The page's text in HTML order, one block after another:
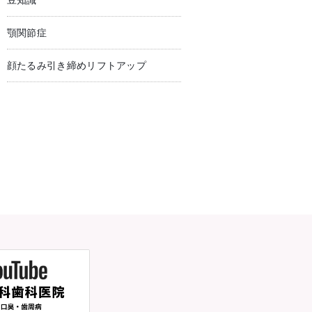
顎関節症
顔たるみ引き締めリフトアップ